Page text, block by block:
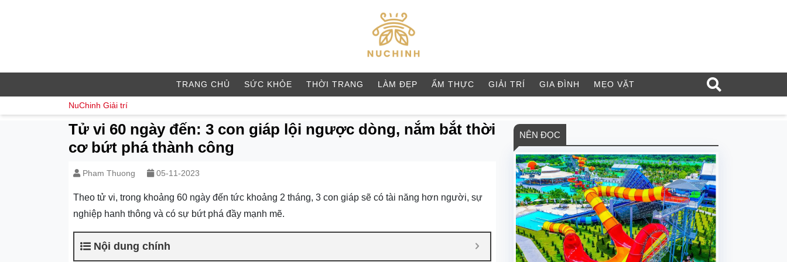
TRANG CHỦ SỨC KHỎE THỜI TRANG LÀM ĐẸP ẨM THỰC GIẢI TRÍ GIA ĐÌNH MẸO VẶT
NuChinh Giải trí
Tử vi 60 ngày đến: 3 con giáp lội ngược dòng, nắm bắt thời
cơ bứt phá thành công
Pham Thuong 05-11-2023
Theo tử vi, trong khoảng 60 ngày đến tức khoảng 2 tháng, 3 con giáp sẽ có tài năng hơn người, sự
nghiệp hanh thông và có sự bứt phá đầy mạnh mẽ.
Nội dung chính
NÊN ĐỌC